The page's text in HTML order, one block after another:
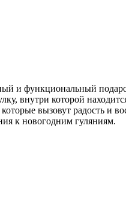
и функциональный
внутри которой
вызовут радость и
к новогодним гуляниям.